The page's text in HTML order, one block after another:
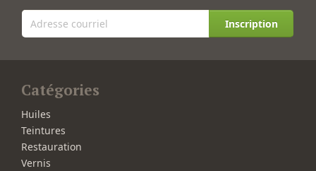
Inscription
Catégories
Huiles
Teintures
Restauration
Vernis